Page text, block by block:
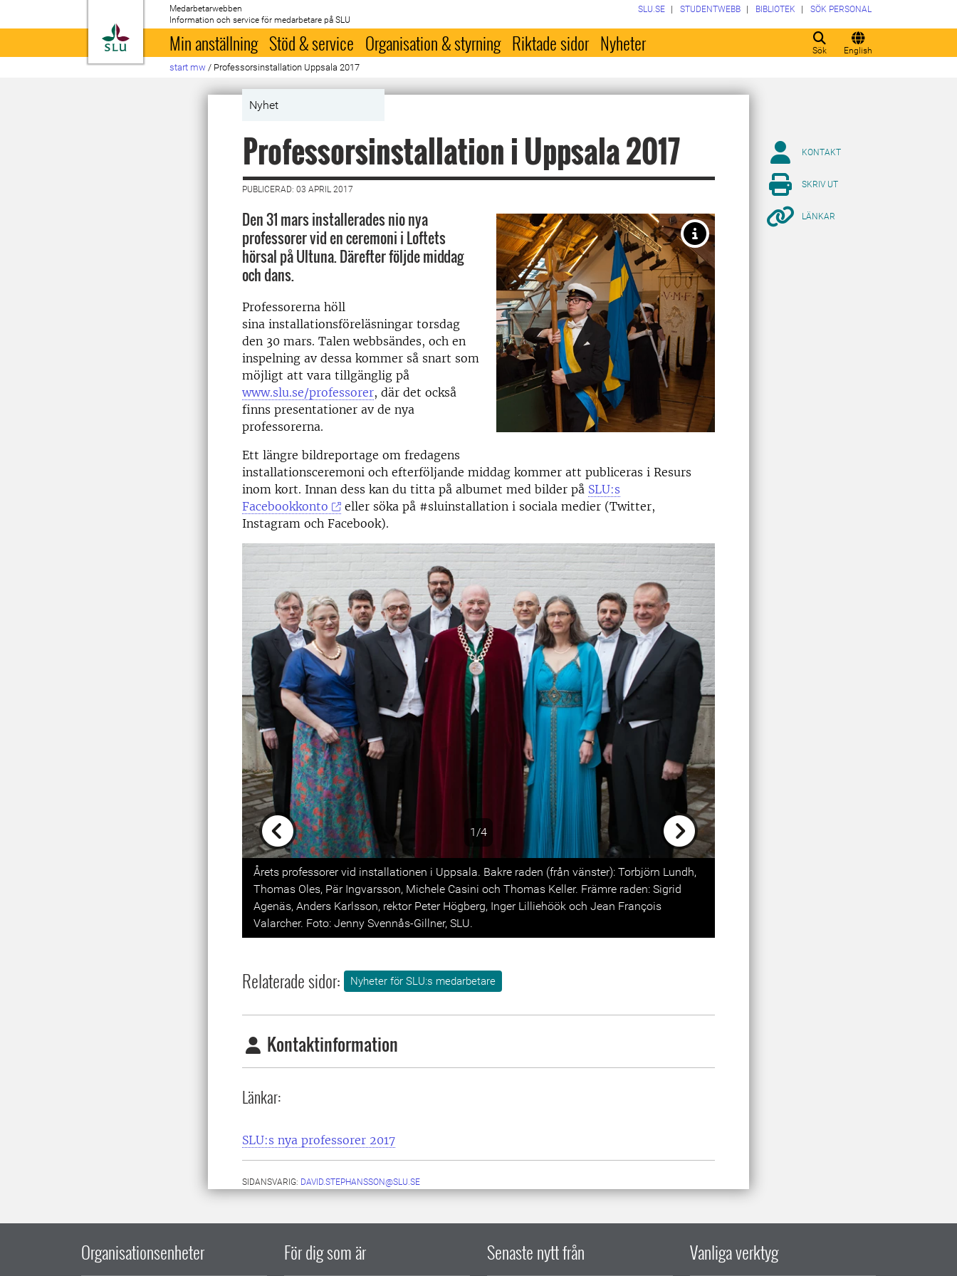
Till startsida
Medarbetarwebben
Information och service för medarbetare på SLU
Sök English
SLU.SE STUDENTWEBB BIBLIOTEK SÖK PERSONAL
Min anställning Stöd & service Organisation & styrning Riktade sidor Nyheter
start mw / Professorsinstallation Uppsala 2017
Nyhet
Professorsinstallation i Uppsala 2017
PUBLICERAD: 03 APRIL 2017
Den 31 mars installerades nio nya
professorer vid en ceremoni i Loftets
hörsal på Ultuna. Därefter följde middag
och dans.
Professorerna höll
sina installationsföreläsningar torsdag
den 30 mars. Talen webbsändes, och en
inspelning av dessa kommer så snart som
möjligt att vara tillgänglig på
www.slu.se/professorer, där det också
finns presentationer av de nya
professorerna.
Ett längre bildreportage om fredagens
installationsceremoni och efterföljande middag kommer att publiceras i Resurs
inom kort. Innan dess kan du titta på albumet med bilder på SLU:s
Facebookkonto
eller söka på #sluinstallation i sociala medier (Twitter,
Instagram och Facebook).
1/4
Previous Next
Årets professorer vid installationen i Uppsala. Bakre raden (från vänster): Torbjörn Lundh,
Thomas Oles, Pär Ingvarsson, Michele Casini och Thomas Keller. Främre raden: Sigrid
Agenäs, Anders Karlsson, rektor Peter Högberg, Inger Lilliehöök och Jean François
Valarcher. Foto: Jenny Svennås-Gillner, SLU.
Relaterade sidor: Nyheter för SLU:s medarbetare
Kontaktinformation
Länkar:
SLU:s nya professorer 2017
SIDANSVARIG: DAVID.STEPHANSSON@SLU.SE
KONTAKT
SKRIV UT
LÄNKAR
Organisationsenheter För dig som är Senaste nytt från Vanliga verktyg